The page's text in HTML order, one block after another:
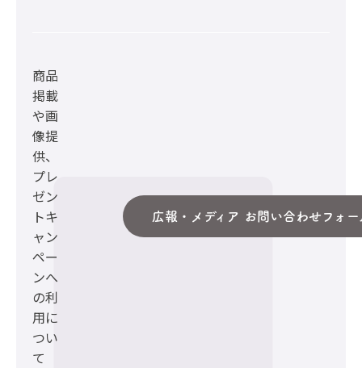
商品
掲載
や画
像提
供、
プレ
ゼン
トキ
ャン
ペー
ンへ
の利
用に
つい
て
広報・メディア お問い合わせフォー